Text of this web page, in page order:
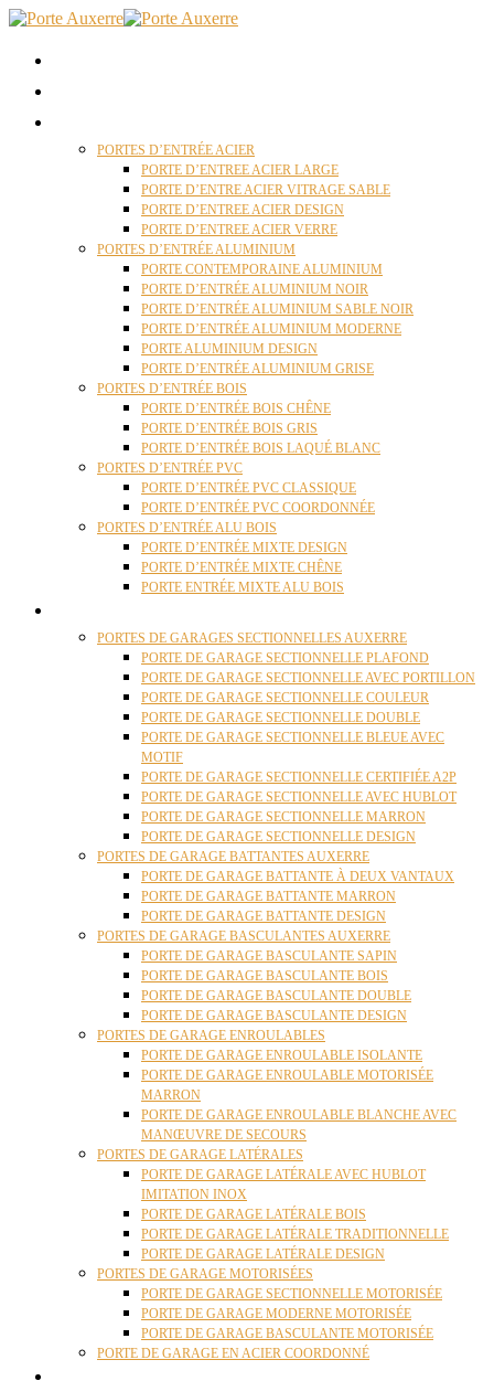
PORTES D’ENTRÉE ACIER
PORTE D’ENTREE ACIER LARGE
PORTE D’ENTRE ACIER VITRAGE SABLE
PORTE D’ENTREE ACIER DESIGN
PORTE D’ENTREE ACIER VERRE
PORTES D’ENTRÉE ALUMINIUM
PORTE CONTEMPORAINE ALUMINIUM
PORTE D’ENTRÉE ALUMINIUM NOIR
PORTE D’ENTRÉE ALUMINIUM SABLE NOIR
PORTE D’ENTRÉE ALUMINIUM MODERNE
PORTE ALUMINIUM DESIGN
PORTE D’ENTRÉE ALUMINIUM GRISE
PORTES D’ENTRÉE BOIS
PORTE D’ENTRÉE BOIS CHÊNE
PORTE D’ENTRÉE BOIS GRIS
PORTE D’ENTRÉE BOIS LAQUÉ BLANC
PORTES D’ENTRÉE PVC
PORTE D’ENTRÉE PVC CLASSIQUE
PORTE D’ENTRÉE PVC COORDONNÉE
PORTES D’ENTRÉE ALU BOIS
PORTE D’ENTRÉE MIXTE DESIGN
PORTE D’ENTRÉE MIXTE CHÊNE
PORTE ENTRÉE MIXTE ALU BOIS
PORTES DE GARAGES SECTIONNELLES AUXERRE
PORTE DE GARAGE SECTIONNELLE PLAFOND
PORTE DE GARAGE SECTIONNELLE AVEC PORTILLON
PORTE DE GARAGE SECTIONNELLE COULEUR
PORTE DE GARAGE SECTIONNELLE DOUBLE
PORTE DE GARAGE SECTIONNELLE BLEUE AVEC
MOTIF
PORTE DE GARAGE SECTIONNELLE CERTIFIÉE A2P
PORTE DE GARAGE SECTIONNELLE AVEC HUBLOT
PORTE DE GARAGE SECTIONNELLE MARRON
PORTE DE GARAGE SECTIONNELLE DESIGN
PORTES DE GARAGE BATTANTES AUXERRE
PORTE DE GARAGE BATTANTE À DEUX VANTAUX
PORTE DE GARAGE BATTANTE MARRON
PORTE DE GARAGE BATTANTE DESIGN
PORTES DE GARAGE BASCULANTES AUXERRE
PORTE DE GARAGE BASCULANTE SAPIN
PORTE DE GARAGE BASCULANTE BOIS
PORTE DE GARAGE BASCULANTE DOUBLE
PORTE DE GARAGE BASCULANTE DESIGN
PORTES DE GARAGE ENROULABLES
PORTE DE GARAGE ENROULABLE ISOLANTE
PORTE DE GARAGE ENROULABLE MOTORISÉE
MARRON
PORTE DE GARAGE ENROULABLE BLANCHE AVEC
MANŒUVRE DE SECOURS
PORTES DE GARAGE LATÉRALES
PORTE DE GARAGE LATÉRALE AVEC HUBLOT
IMITATION INOX
PORTE DE GARAGE LATÉRALE BOIS
PORTE DE GARAGE LATÉRALE TRADITIONNELLE
PORTE DE GARAGE LATÉRALE DESIGN
PORTES DE GARAGE MOTORISÉES
PORTE DE GARAGE SECTIONNELLE MOTORISÉE
PORTE DE GARAGE MODERNE MOTORISÉE
PORTE DE GARAGE BASCULANTE MOTORISÉE
PORTE DE GARAGE EN ACIER COORDONNÉ